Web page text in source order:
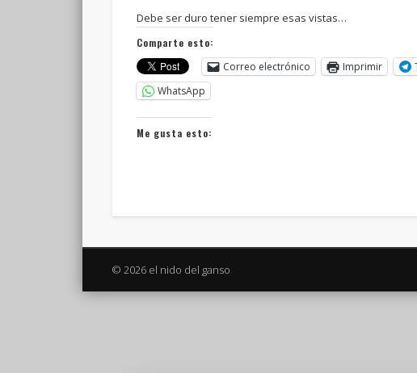
Debe ser duro tener siempre esas vistas…
Comparte esto:
Correo electrónico
Imprimir
WhatsApp
Me gusta esto:
© 2026 el nido del ganso